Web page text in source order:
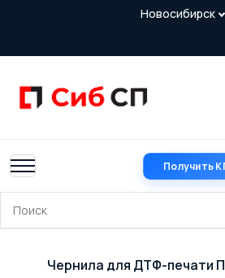
Получить
Чернила для ДТФ-печати